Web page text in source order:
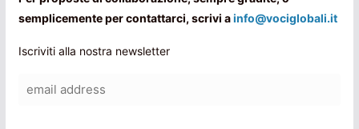
semplicemente per contattarci, scrivi ainfo@vociglobali.it
Iscriviti alla nostra newsletter